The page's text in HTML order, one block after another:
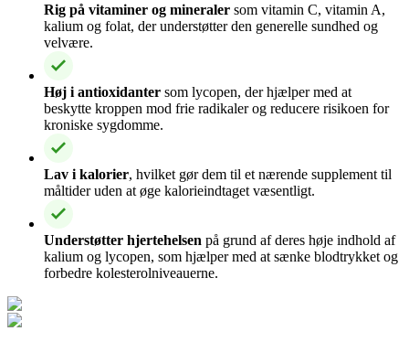
Rig på vitaminer og mineraler som vitamin C, vitamin A,
kalium og folat, der understøtter den generelle sundhed og
velvære.
Høj i antioxidanter som lycopen, der hjælper med at
beskytte kroppen mod frie radikaler og reducere risikoen for
kroniske sygdomme.
Lav i kalorier, hvilket gør dem til et nærende supplement til
måltider uden at øge kalorieindtaget væsentligt.
Understøtter hjertehelsen på grund af deres høje indhold af
kalium og lycopen, som hjælper med at sænke blodtrykket og
forbedre kolesterolniveauerne.